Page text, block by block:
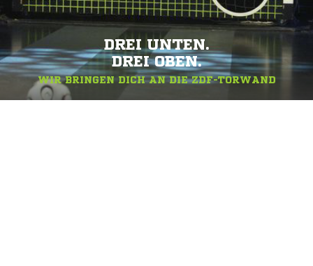
DREI UNTEN.
DREI OBEN.
WIR BRINGEN DICH AN DIE ZDF-TORWAND